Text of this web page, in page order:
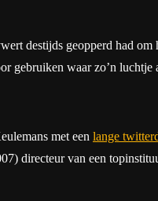
destijds geopperd had
gebruiken waar zo’n luchtje
met een lange
directeur van een